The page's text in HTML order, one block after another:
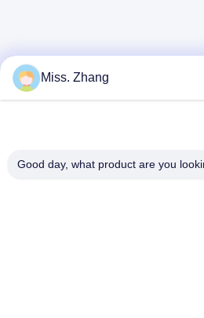
Miss. Zhang
Good day, what product are you